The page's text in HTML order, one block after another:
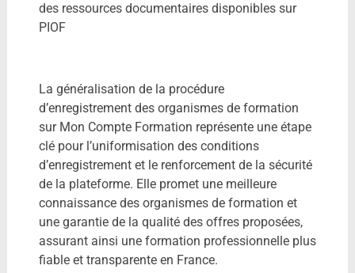
des ressources documentaires disponibles sur
PIOF
La généralisation de la procédure
d’enregistrement des organismes de formation
sur Mon Compte Formation représente une étape
clé pour l’uniformisation des conditions
d’enregistrement et le renforcement de la sécurité
de la plateforme. Elle promet une meilleure
connaissance des organismes de formation et
une garantie de la qualité des offres proposées,
assurant ainsi une formation professionnelle plus
fiable et transparente en France.